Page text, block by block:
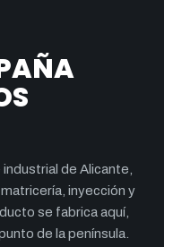
de Alicante,
inyección y
se fabrica aquí,
de la península.